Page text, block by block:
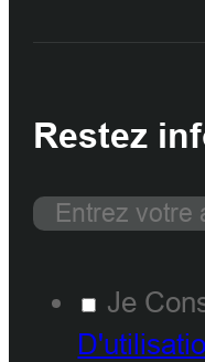
Restez
Je